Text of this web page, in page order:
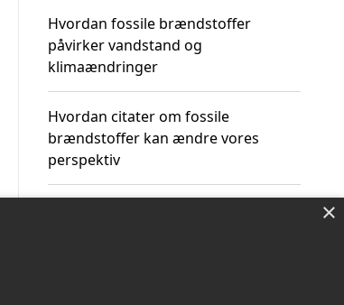
Hvordan fossile brændstoffer
påvirker vandstand og
klimaændringer
Hvordan citater om fossile
brændstoffer kan ændre vores
perspektiv
×